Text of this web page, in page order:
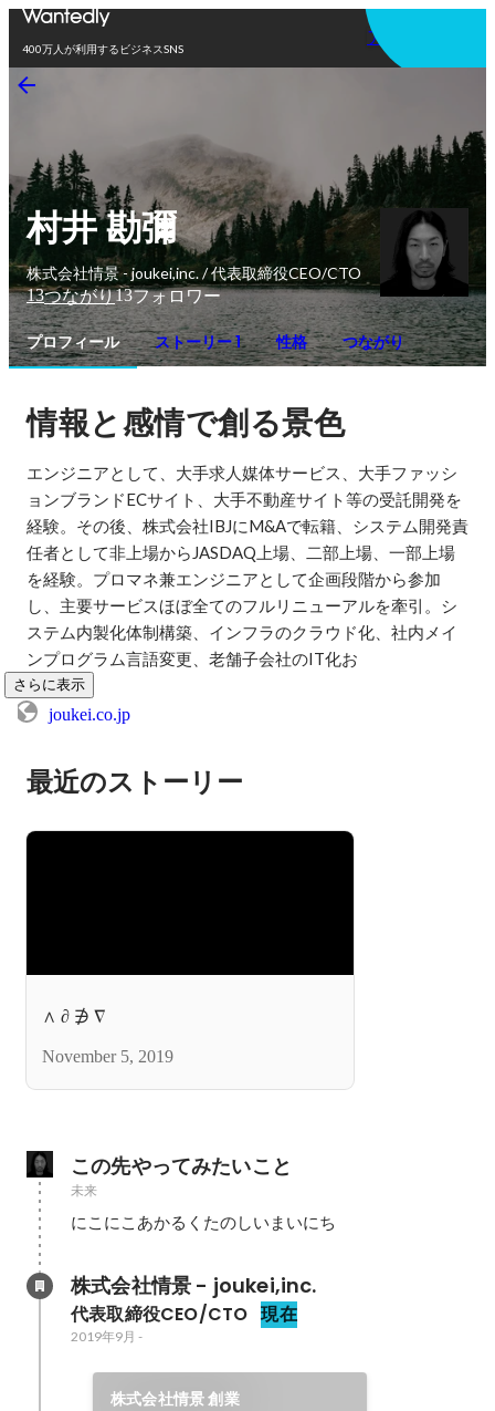
400万人が利用するビジネスSNS
アプリを使う
村井 勘彌
株式会社情景 - joukei,inc. / 代表取締役CEO/CTO
13つながり13フォロワー
プロフィール ストーリー 1 性格 つながり
情報と感情で創る景色
エンジニアとして、大手求人媒体サービス、大手ファッシ
ョンブランドECサイト、大手不動産サイト等の受託開発を
経験。その後、株式会社IBJにM&Aで転籍、システム開発責
任者として非上場からJASDAQ上場、二部上場、一部上場
を経験。プロマネ兼エンジニアとして企画段階から参加
し、主要サービスほぼ全てのフルリニューアルを牽引。シ
ステム内製化体制構築、インフラのクラウド化、社内メイ
ンプログラム言語変更、老舗子会社のIT化お
さらに表示
joukei.co.jp
最近のストーリー
∧ ∂ ∌ ∇
November 5, 2019
この先やってみたいこと
未来
にこにこあかるくたのしいまいにち
株式会社情景 - joukei,inc.
代表取締役CEO/CTO 現在
2019年9月 -
株式会社情景 創業